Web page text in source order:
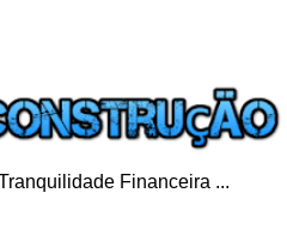
Financeira ...